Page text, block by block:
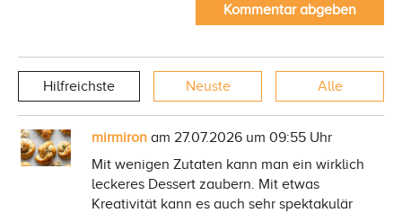
Kommentar abgeben
Hilfreichste Neuste Alle
mirmiron am 27.07.2026 um 09:55 Uhr
Mit wenigen Zutaten kann man ein wirklich
leckeres Dessert zaubern. Mit etwas
Kreativität kann es auch sehr spektakulär